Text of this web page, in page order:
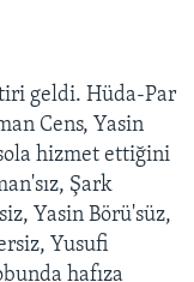
geldi. Hüda-Par
Cens, Yasin
sola hizmet ettiğini
Şark
Yasin Börü'süz,
Yusufi
hafıza